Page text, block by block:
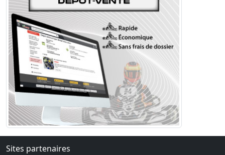
Sites partenaires